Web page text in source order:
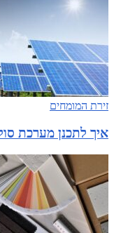
זירת המומחים
איך לתכנן מערכת